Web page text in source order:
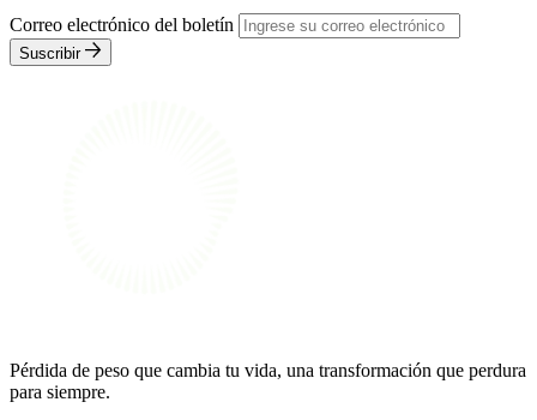
Correo electrónico del boletín
Suscribir
Pérdida de peso que cambia tu vida, una transformación que perdura
para siempre.